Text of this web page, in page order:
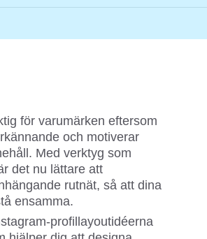
för varumärken eftersom
och motiverar
Med verktyg som
det nu lättare att
rutnät, så att dina
ensamma.
profillayoutidéerna